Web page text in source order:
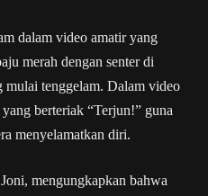
dalam video amatir yang
merah dengan senter di
mulai tenggelam. Dalam video
berteriak “Terjun!” guna
menyelamatkan diri.
mengungkapkan bahwa